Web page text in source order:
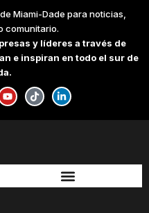
Miami-Dade para noticias,
comunitario.
y líderes a través de
e inspiran en todo el sur de
Y
o
u
t
T
i
k
t
L
i
n
k
-
i
n